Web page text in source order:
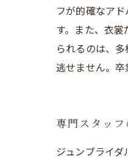
フが的確なア
す。また、衣
られるのは、
逃せません。
専門スタッ
ジュンブライ